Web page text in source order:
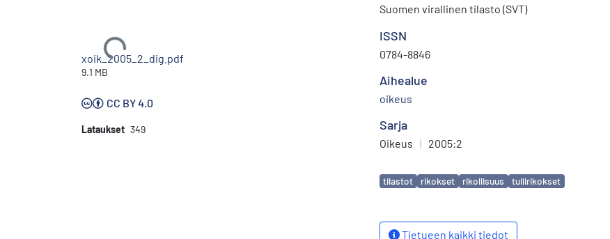
Ladataan...
xoik_2005_2_dig.pdf
9.1 MB
CC BY 4.0
Lataukset 349
Suomen virallinen tilasto (SVT)
ISSN
0784-8846
Aihealue
oikeus
Sarja
Oikeus | 2005:2
Avainsanat
tilastot rikokset rikollisuus tullirikokset
Tietueen kaikki tiedot